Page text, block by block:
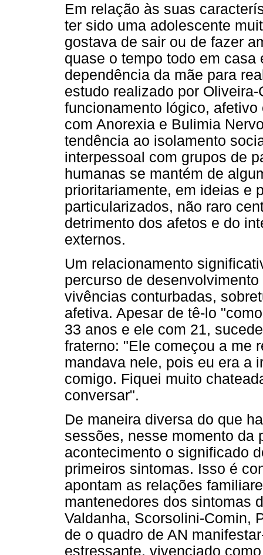
Em relação às suas
ter sido uma adolescente
gostava de sair ou de fazer
quase o tempo todo em
dependência da mãe para
estudo realizado por
funcionamento lógico,
com Anorexia e Bulimia
tendência ao isolamento
interpessoal com grupos de
humanas se mantém de
prioritariamente, em ideias e
particularizados, não raro
detrimento dos afetos e do
externos.
Um relacionamento
percurso de
vivências conturbadas,
afetiva. Apesar de tê-lo
33 anos e ele com 21,
fraterno: "Ele começou a me
mandava nele, pois eu era a
comigo. Fiquei muito
conversar".
De maneira diversa do que
sessões, nesse momento da
acontecimento o significado
primeiros sintomas. Isso é
apontam as relações
mantenedores dos sintomas
Valdanha, Scorsolini-Comin,
de o quadro de AN
estressante, vivenciado